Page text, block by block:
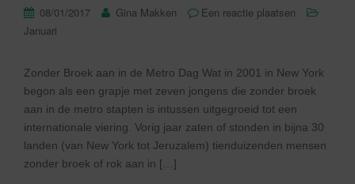
08/01/2017 Gina Makken
Een reactie plaatsen
Januari
Zonder Broek aan in de Metro Dag Wat in 2001 in New York
begon als een grapje met zeven jongens die zonder broek
aan in de metro stapten is intussen uitgegroeid tot een
internationale viering. Vorig jaar zaten of stonden in bijna 30
landen (van New York tot Jeruzalem) tienduizenden mensen
zonder broek of rok aan in […]